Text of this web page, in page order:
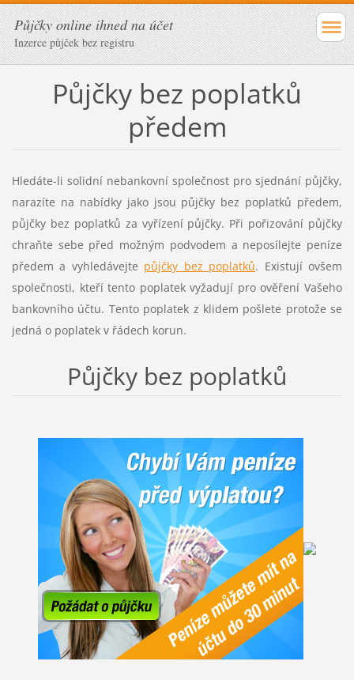
Půjčky online ihned na účet
Inzerce půjček bez registru
Půjčky bez poplatků
předem
Hledáte-li solidní nebankovní společnost pro sjednání půjčky,
narazíte na nabídky jako jsou půjčky bez poplatků předem,
půjčky bez poplatků za vyřízení půjčky. Při pořizování půjčky
chraňte sebe před možným podvodem a neposílejte peníze
předem a vyhledávejte půjčky bez poplatků. Existují ovšem
společnosti, kteří tento poplatek vyžadují pro ověření Vašeho
bankovního účtu. Tento poplatek z klidem pošlete protože se
jedná o poplatek v řádech korun.
Půjčky bez poplatků